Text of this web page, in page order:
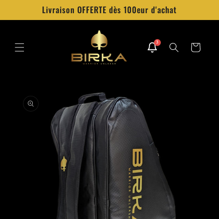
au
Livraison OFFERTE dès 100eur d'achat
3
Panier
informations
produits